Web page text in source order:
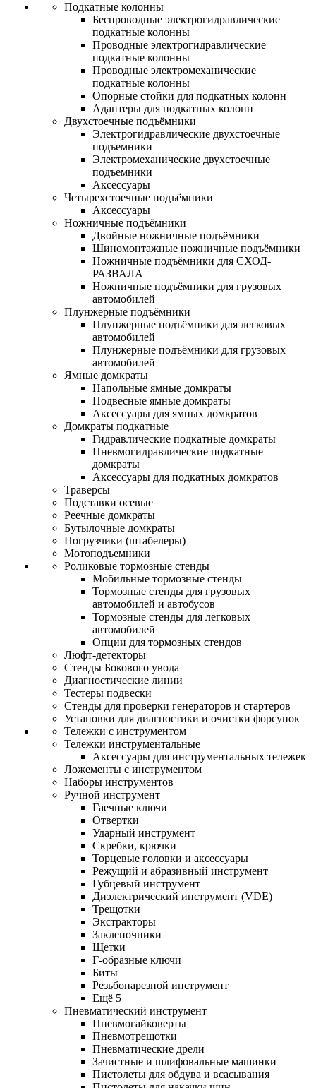
Подкатные колонны
Беспроводные электрогидравлические
подкатные колонны
Проводные электрогидравлические
подкатные колонны
Проводные электромеханические
подкатные колонны
Опорные стойки для подкатных колонн
Адаптеры для подкатных колонн
Двухстоечные подъёмники
Электрогидравлические двухстоечные
подъемники
Электромеханические двухстоечные
подъемники
Аксессуары
Четырехстоечные подъёмники
Аксессуары
Ножничные подъёмники
Двойные ножничные подъёмники
Шиномонтажные ножничные подъёмники
Ножничные подъёмники для СХОД-
РАЗВАЛА
Ножничные подъёмники для грузовых
автомобилей
Плунжерные подъёмники
Плунжерные подъёмники для легковых
автомобилей
Плунжерные подъёмники для грузовых
автомобилей
Ямные домкраты
Напольные ямные домкраты
Подвесные ямные домкраты
Аксессуары для ямных домкратов
Домкраты подкатные
Гидравлические подкатные домкраты
Пневмогидравлические подкатные
домкраты
Аксессуары для подкатных домкратов
Траверсы
Подставки осевые
Реечные домкраты
Бутылочные домкраты
Погрузчики (штабелеры)
Мотоподъемники
Роликовые тормозные стенды
Мобильные тормозные стенды
Тормозные стенды для грузовых
автомобилей и автобусов
Тормозные стенды для легковых
автомобилей
Опции для тормозных стендов
Люфт-детекторы
Стенды Бокового увода
Диагностические линии
Тестеры подвески
Стенды для проверки генераторов и стартеров
Установки для диагностики и очистки форсунок
Тележки с инструментом
Тележки инструментальные
Аксессуары для инструментальных тележек
Ложементы с инструментом
Наборы инструментов
Ручной инструмент
Гаечные ключи
Отвертки
Ударный инструмент
Скребки, крючки
Торцевые головки и аксессуары
Режущий и абразивный инструмент
Губцевый инструмент
Диэлектрический инструмент (VDE)
Трещотки
Экстракторы
Заклепочники
Щетки
Г-образные ключи
Биты
Резьбонарезной инструмент
Ещё 5
Пневматический инструмент
Пневмогайковерты
Пневмотрещотки
Пневматические дрели
Зачистные и шлифовальные машинки
Пистолеты для обдува и всасывания